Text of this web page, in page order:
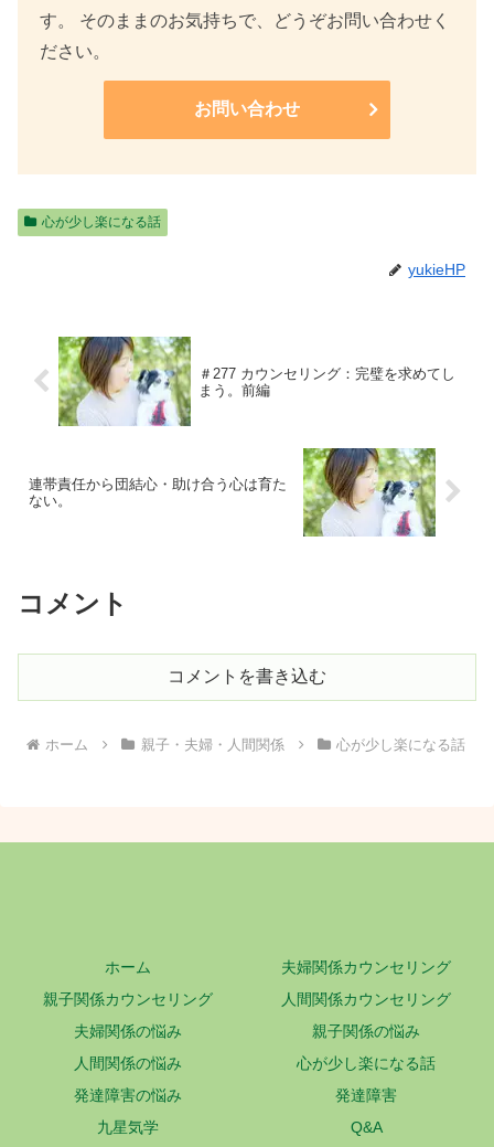
す。 そのままのお気持ちで、どうぞお問い合わせく
ださい。
お問い合わせ
心が少し楽になる話
yukieHP
＃277 カウンセリング：完璧を求めてし
まう。前編
連帯責任から団結心・助け合う心は育た
ない。
コメント
コメントを書き込む
ホーム 親子・夫婦・人間関係 心が少し楽になる話
ホーム
夫婦関係カウンセリング
親子関係カウンセリング
人間関係カウンセリング
夫婦関係の悩み
親子関係の悩み
人間関係の悩み
心が少し楽になる話
発達障害の悩み
発達障害
九星気学
Q&A